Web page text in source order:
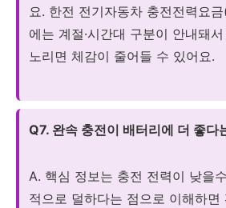
요. 한전 전기자동차 충전전력요
에는 계절·시간대 구분이 안내돼
노리면 체감이 줄어들 수 있어요.
Q7. 완속 충전이 배터리에 더 좋다
A. 핵심 정보는 충전 전력이 낮을
적으로 덜하다는 점으로 이해하면